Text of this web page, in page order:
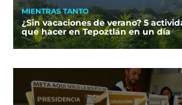
MIENTRAS TANTO
¿Sin vacaciones de verano? 5
que hacer en Tepoztlán en un día